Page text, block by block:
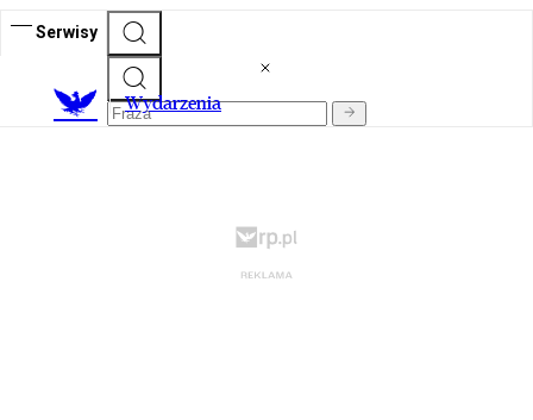
Serwisy
Wydarzenia